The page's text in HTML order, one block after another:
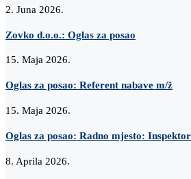
2. Juna 2026.
Zovko d.o.o.: Oglas za posao
15. Maja 2026.
Oglas za posao: Referent nabave m/ž
15. Maja 2026.
Oglas za posao: Radno mjesto:
8. Aprila 2026.